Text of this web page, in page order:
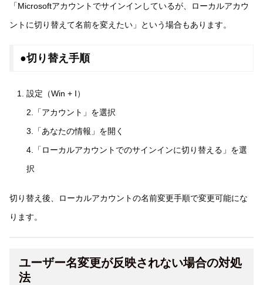
「Microsoftアカウントでサインインしているが、ローカルアカウ
ントに切り替えて名前を変えたい」という場合もあります。
●切り替え手順
設定（Win + I）
2.「アカウント」を選択
3.「あなたの情報」を開く
4.「ローカルアカウントでのサインインに切り替える」を選
択
切り替え後、ローカルアカウントの名前変更手順で変更可能にな
ります。
ユーザー名変更が反映されない場合の対処
法